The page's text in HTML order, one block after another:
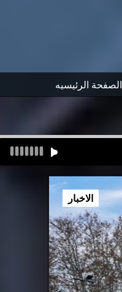
الصفحة الرئيسيه
الاخبار